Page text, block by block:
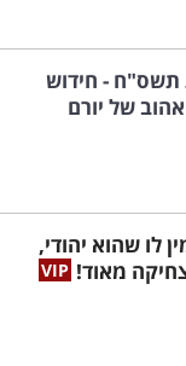
תשס"ח - חידוש
של יורם
לו שהוא יהודי,
מאוד!